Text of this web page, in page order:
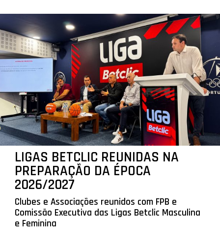
LIGAS BETCLIC REUNIDAS NA
PREPARAÇÃO DA ÉPOCA
2026/2027
Clubes e Associações reunidos com FPB e
Comissão Executiva das Ligas Betclic Masculina
e Feminina